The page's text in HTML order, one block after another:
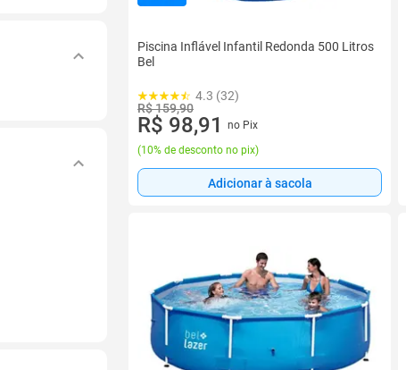
Piscina Inflável Infantil Redonda 500 Litros
Bel
4.3 (32)
R$ 159,90
R$ 98,91
no Pix
(10% de desconto no pix)
Adicionar à sacola